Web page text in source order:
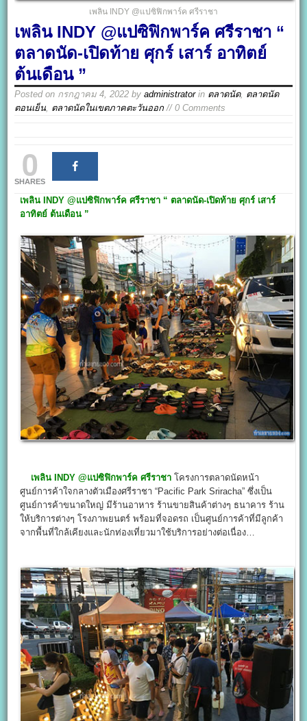
เพลิน INDY @แปซิฟิกพาร์ค ศรีราชา
เพลิน INDY @แปซิฟิกพาร์ค ศรีราชา “
ตลาดนัด-เปิดท้าย ศุกร์ เสาร์ อาทิตย์
ต้นเดือน ”
Posted on กรกฎาคม 4, 2022 byadministratorin ตลาดนัด, ตลาดนัด
ตอนเย็น, ตลาดนัดในเขตภาคตะวันออก // 0 Comments
0
SHARES
เพลิน INDY @แปซิฟิกพาร์ค ศรีราชา “ ตลาดนัด-เปิดท้าย ศุกร์ เสาร์
อาทิตย์ ต้นเดือน ”
เพลิน INDY @แปซิฟิกพาร์ค ศรีราชา โครงการตลาดนัดหน้า
ศูนย์การค้าใจกลางตัวเมืองศรีราชา “Pacific Park Sriracha” ซึ่งเป็น
ศูนย์การค้าขนาดใหญ่ มีร้านอาหาร ร้านขายสินค้าต่างๆ ธนาคาร ร้าน
ให้บริการต่างๆ โรงภาพยนตร์ พร้อมที่จอดรถ เป็นศูนย์การค้าที่มีลูกค้า
จากพื้นที่ใกล้เคียงและนักท่องเที่ยวมาใช้บริการอย่างต่อเนื่อง…